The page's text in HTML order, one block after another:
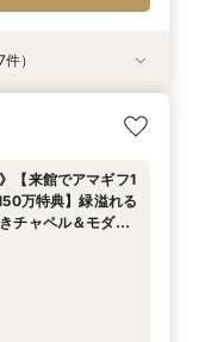
】特選牛シャトー
＆クリスタルチャ
婚もOK】結婚準備
積比較！会場＆料理
万優待など最大150
試食◆じっくり相談
華試食×チャペル
｜来館7万ギフト
定★最大150万円特
分フレンチ試食
アマギフ1万円進呈
特典】4万円相当
定BIGフェア
【来館でアマギフ1
万特典】緑溢れる
コース試食付◎マ
）
【来館でアマギフ1
万特典】緑溢れる
チャペル＆モダン
コース試食付◎マ